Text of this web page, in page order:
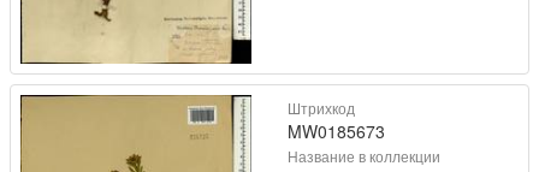
Штрихкод
MW0185673
Название в коллекции